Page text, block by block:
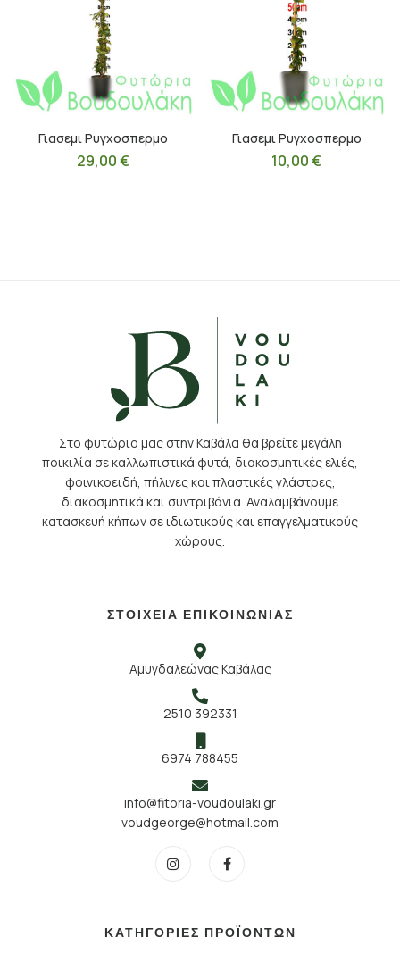
Γιασεμι Ρυγχοσπερμο
29,00€
Γιασεμι Ρυγχοσπερμο
10,00€
Στο φυτώριο μας στην Καβάλα θα βρείτε μεγάλη
ποικιλία σε καλλωπιστικά φυτά, διακοσμητικές ελιές,
φοινικοειδή, πήλινες και πλαστικές γλάστρες,
διακοσμητικά και συντριβάνια. Αναλαμβάνουμε
κατασκευή κήπων σε ιδιωτικούς και επαγγελματικούς
χώρους.
ΣΤΟΙΧΕΙΑ ΕΠΙΚΟΙΝΩΝΙΑΣ
Αμυγδαλεώνας Καβάλας
2510 392331
6974 788455
info@fitoria-voudoulaki.gr
voudgeorge@hotmail.com
ΚΑΤΗΓΟΡΙΕΣ ΠΡΟΪΟΝΤΩΝ